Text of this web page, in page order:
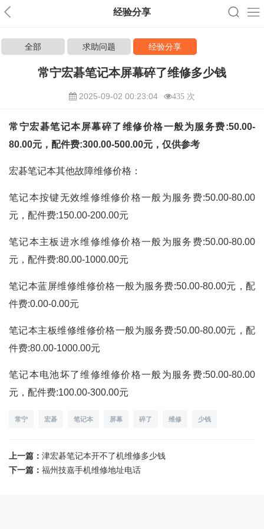
经验分享
全部 求助问题 经验分享
常宁宏碁笔记本屏幕碎了维修多少钱
2025-09-02 00:23:04 435 次
常宁宏碁笔记本屏幕碎了维修价格一般为服务费:50.00-
80.00元，配件费:300.00-500.00元，仅供参考
宏碁笔记本其他故障维修价格：
笔记本按键无效维修维修价格一般为服务费:50.00-80.00
元，配件费:150.00-200.00元
笔记本主板进水维修维修价格一般为服务费:50.00-80.00
元，配件费:80.00-1000.00元
笔记本蓝屏维修维修价格一般为服务费:50.00-80.00元，配
件费:0.00-0.00元
笔记本主板维修维修价格一般为服务费:50.00-80.00元，配
件费:80.00-1000.00元
笔记本电池坏了维修维修价格一般为服务费:50.00-80.00
元，配件费:100.00-300.00元
常宁 宏碁 笔记本 屏幕 碎了 维修 少钱
上一篇： 津宏碁笔记本开不了机维修多少钱
下一篇： 福州技嘉手机维修地址电话